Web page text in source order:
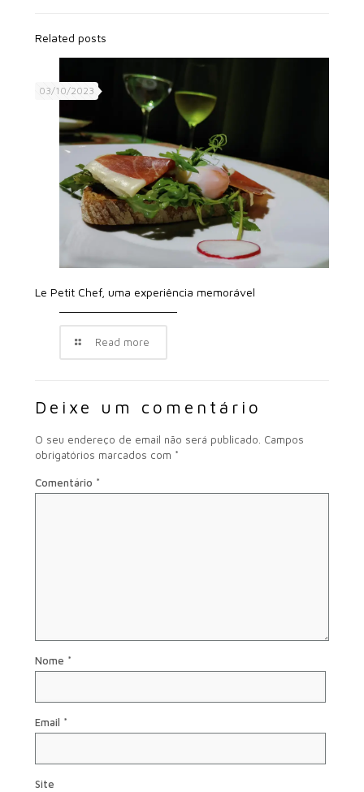
Related posts
03/10/2023
Le Petit Chef, uma experiência memorável
Read more
Deixe um comentário
O seu endereço de email não será publicado. Campos
obrigatórios marcados com *
Comentário *
Nome *
Email *
Site